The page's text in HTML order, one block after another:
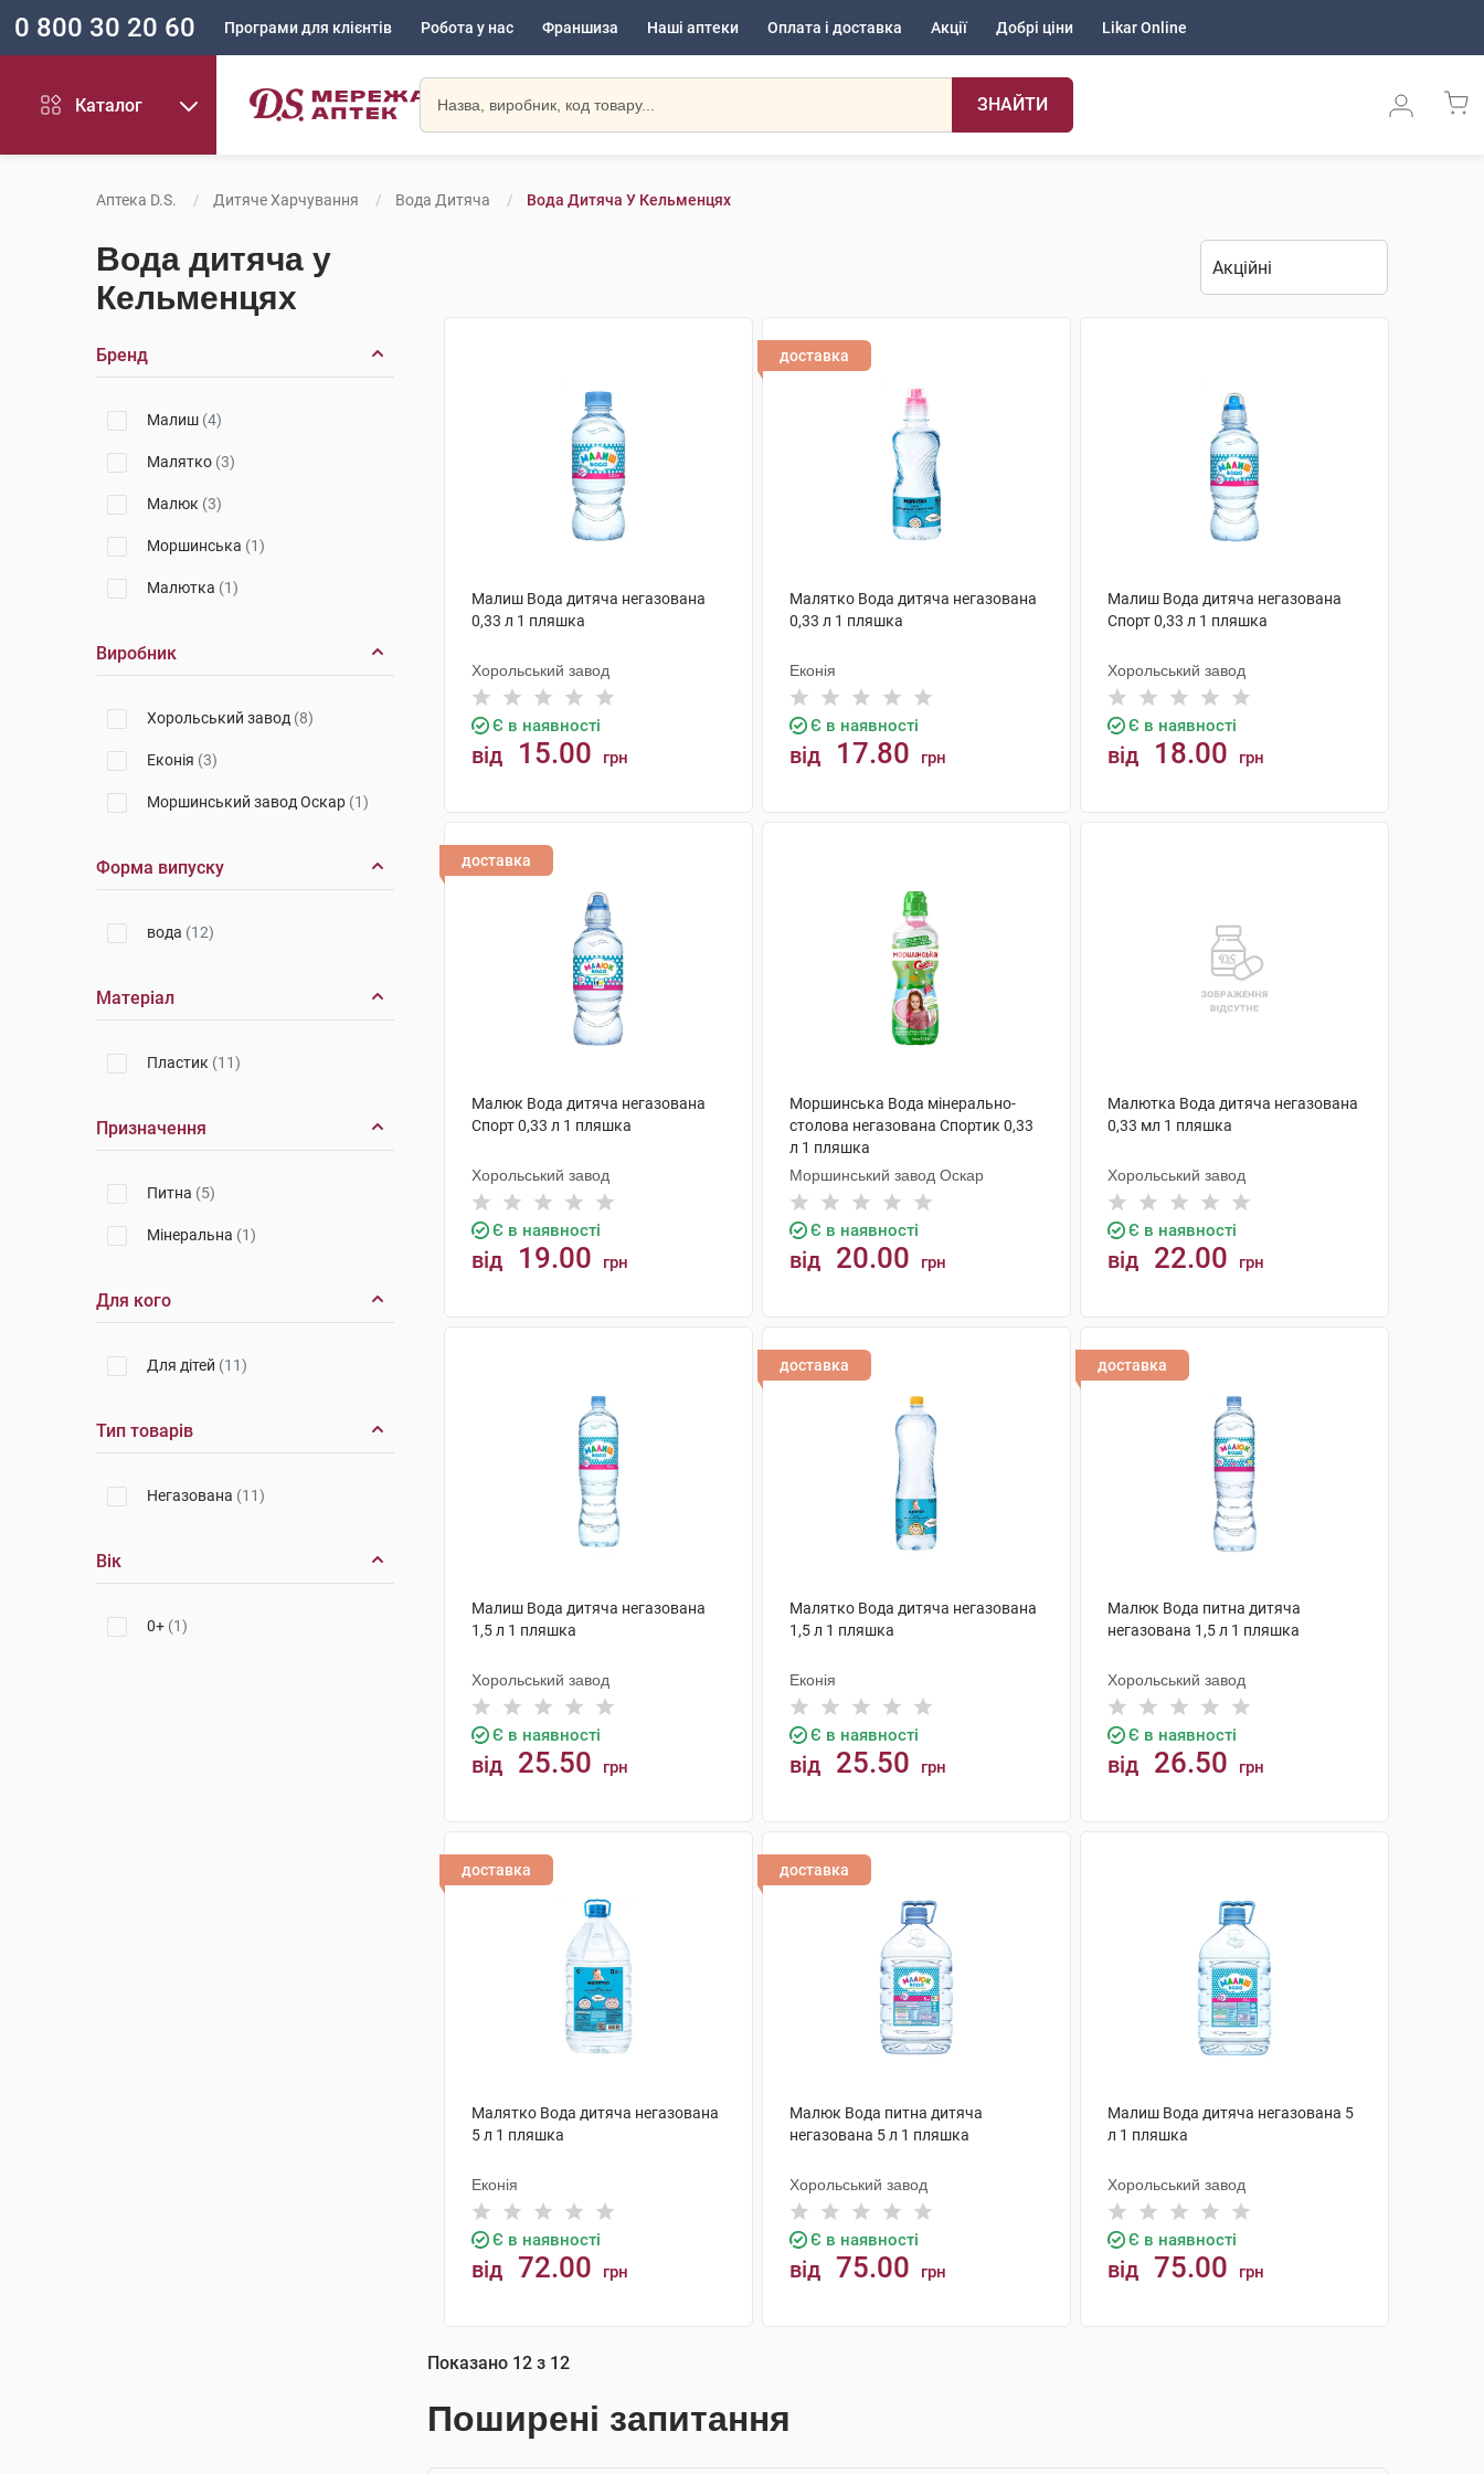
0 800 30 20 60 Програми для клієнтів Робота у нас Франшиза Наші аптеки Оплата і доставка Акції Добрі ціни Likar Online
Каталог ЗНАЙТИ
Аптека D.S. Дитяче Харчування Вода Дитяча Вода Дитяча У Кельменцях
Вода дитяча у
Кельменцях
Бренд
Малиш (4)
Малятко (3)
Малюк (3)
Моршинська (1)
Малютка (1)
Виробник
Хорольський завод (8)
Еконія (3)
Моршинський завод Оскар (1)
Форма випуску
вода (12)
Матеріал
Пластик (11)
Призначення
Питна (5)
Мінеральна (1)
Для кого
Для дітей (11)
Тип товарів
Негазована (11)
Вік
0+ (1)
Малиш Вода дитяча негазована
0,33 л 1 пляшка
Хорольський завод
Є в наявності
від 15.00 грн
доставка
Малятко Вода дитяча негазована
0,33 л 1 пляшка
Еконія
Є в наявності
від 17.80 грн
Малиш Вода дитяча негазована
Спорт 0,33 л 1 пляшка
Хорольський завод
Є в наявності
від 18.00 грн
доставка
Малюк Вода дитяча негазована
Спорт 0,33 л 1 пляшка
Хорольський завод
Є в наявності
від 19.00 грн
Моршинська Вода мінерально-
столова негазована Спортик 0,33
л 1 пляшка
Моршинський завод Оскар
Є в наявності
від 20.00 грн
Малютка Вода дитяча негазована
0,33 мл 1 пляшка
Хорольський завод
Є в наявності
від 22.00 грн
Малиш Вода дитяча негазована
1,5 л 1 пляшка
Хорольський завод
Є в наявності
від 25.50 грн
доставка
Малятко Вода дитяча негазована
1,5 л 1 пляшка
Еконія
Є в наявності
від 25.50 грн
доставка
Малюк Вода питна дитяча
негазована 1,5 л 1 пляшка
Хорольський завод
Є в наявності
від 26.50 грн
доставка
Малятко Вода дитяча негазована
5 л 1 пляшка
Еконія
Є в наявності
від 72.00 грн
доставка
Малюк Вода питна дитяча
негазована 5 л 1 пляшка
Хорольський завод
Є в наявності
від 75.00 грн
Малиш Вода дитяча негазована 5
л 1 пляшка
Хорольський завод
Є в наявності
від 75.00 грн
Показано 12 з 12
Поширені запитання